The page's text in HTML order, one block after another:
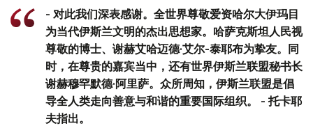
- 对此我们深表感谢。全世界尊敬爱资哈尔大伊玛目
为当代伊斯兰文明的杰出思想家。哈萨克斯坦人民视
尊敬的博士、谢赫艾哈迈德·艾尔-泰耶布为挚友。同
时，在尊贵的嘉宾当中，还有世界伊斯兰联盟秘书长
谢赫穆罕默德·阿里萨。众所周知，伊斯兰联盟是倡
导全人类走向善意与和谐的重要国际组织。 - 托卡耶
夫指出。